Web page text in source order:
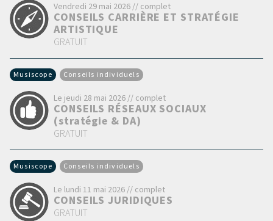
Vendredi 29 mai 2026 // complet
CONSEILS CARRIÈRE ET STRATÉGIE
ARTISTIQUE
GRATUIT
Musiscope Conseils individuels
Le jeudi 28 mai 2026 // complet
CONSEILS RÉSEAUX SOCIAUX
(stratégie & DA)
GRATUIT
Musiscope Conseils individuels
Le lundi 11 mai 2026 // complet
CONSEILS JURIDIQUES
GRATUIT